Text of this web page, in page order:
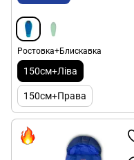
Ростовка+Блискавка
150см+Ліва
150см+Права